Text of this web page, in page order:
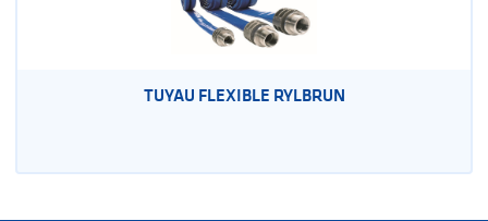
TUYAU FLEXIBLE RYLBRUN